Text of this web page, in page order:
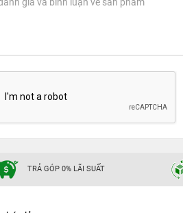
TRẢ GÓP 0% LÃI SUẤT